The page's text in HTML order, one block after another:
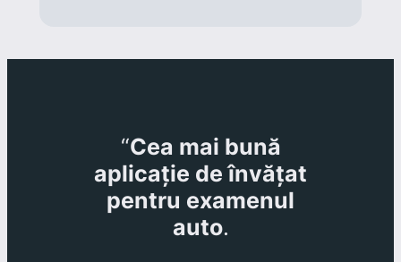
“Cea mai bună
aplicație de învățat
pentru examenul
auto.